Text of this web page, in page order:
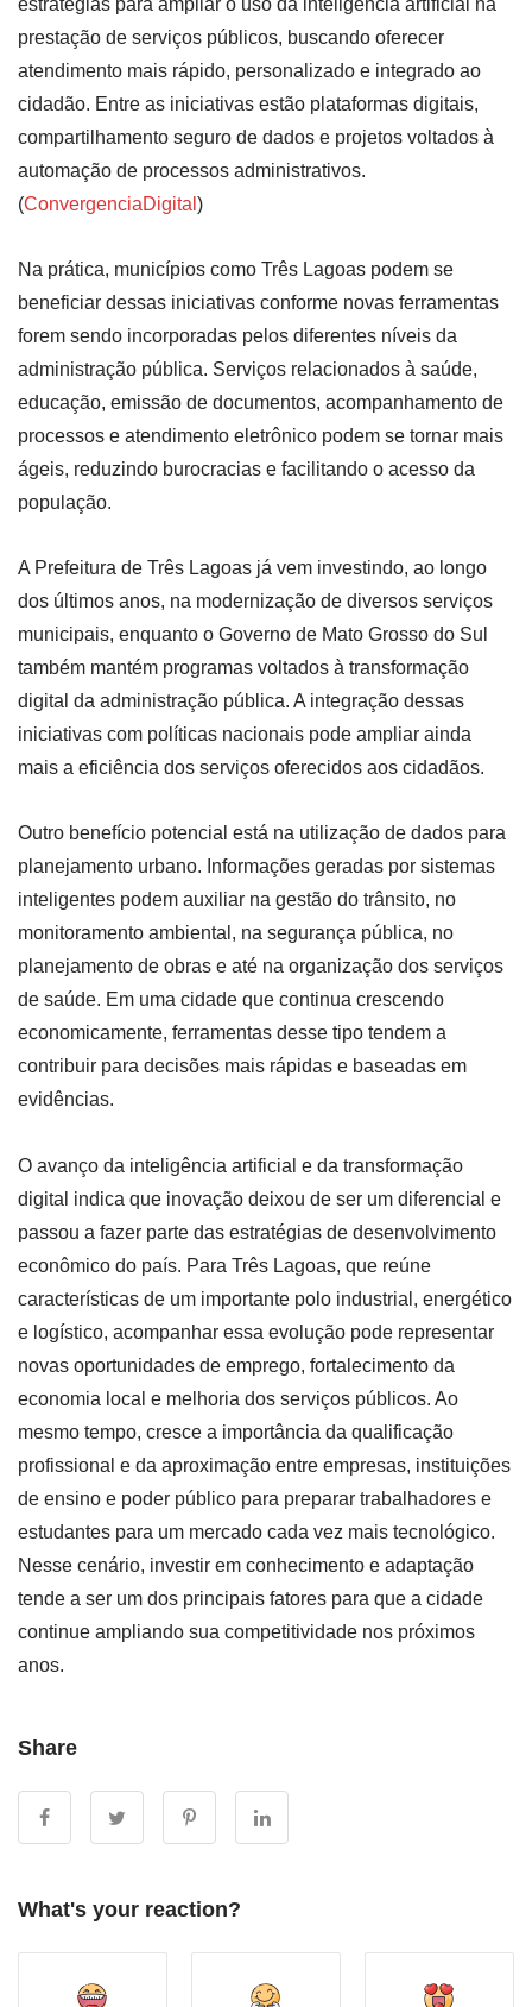
prestação de serviços públicos, buscando oferecer
atendimento mais rápido, personalizado e integrado ao
cidadão. Entre as iniciativas estão plataformas digitais,
compartilhamento seguro de dados e projetos voltados à
automação de processos administrativos.
(ConvergenciaDigital )
Na prática, municípios como Três Lagoas podem se
beneficiar dessas iniciativas conforme novas ferramentas
forem sendo incorporadas pelos diferentes níveis da
administração pública. Serviços relacionados à saúde,
educação, emissão de documentos, acompanhamento de
processos e atendimento eletrônico podem se tornar mais
ágeis, reduzindo burocracias e facilitando o acesso da
população.
A Prefeitura de Três Lagoas já vem investindo, ao longo
dos últimos anos, na modernização de diversos serviços
municipais, enquanto o Governo de Mato Grosso do Sul
também mantém programas voltados à transformação
digital da administração pública. A integração dessas
iniciativas com políticas nacionais pode ampliar ainda
mais a eficiência dos serviços oferecidos aos cidadãos.
Outro benefício potencial está na utilização de dados para
planejamento urbano. Informações geradas por sistemas
inteligentes podem auxiliar na gestão do trânsito, no
monitoramento ambiental, na segurança pública, no
planejamento de obras e até na organização dos serviços
de saúde. Em uma cidade que continua crescendo
economicamente, ferramentas desse tipo tendem a
contribuir para decisões mais rápidas e baseadas em
evidências.
O avanço da inteligência artificial e da transformação
digital indica que inovação deixou de ser um diferencial e
passou a fazer parte das estratégias de desenvolvimento
econômico do país. Para Três Lagoas, que reúne
características de um importante polo industrial, energético
e logístico, acompanhar essa evolução pode representar
novas oportunidades de emprego, fortalecimento da
economia local e melhoria dos serviços públicos. Ao
mesmo tempo, cresce a importância da qualificação
profissional e da aproximação entre empresas, instituições
de ensino e poder público para preparar trabalhadores e
estudantes para um mercado cada vez mais tecnológico.
Nesse cenário, investir em conhecimento e adaptação
tende a ser um dos principais fatores para que a cidade
continue ampliando sua competitividade nos próximos
anos.
Share
What's your reaction?